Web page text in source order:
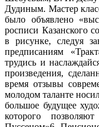
Дудиным. Мастер
было объявлено
росписи Казанского
в рисунке, следуя
предписаниям
трудись и
произведения,
время отзывы
молодом таланте
большое будущее
которого